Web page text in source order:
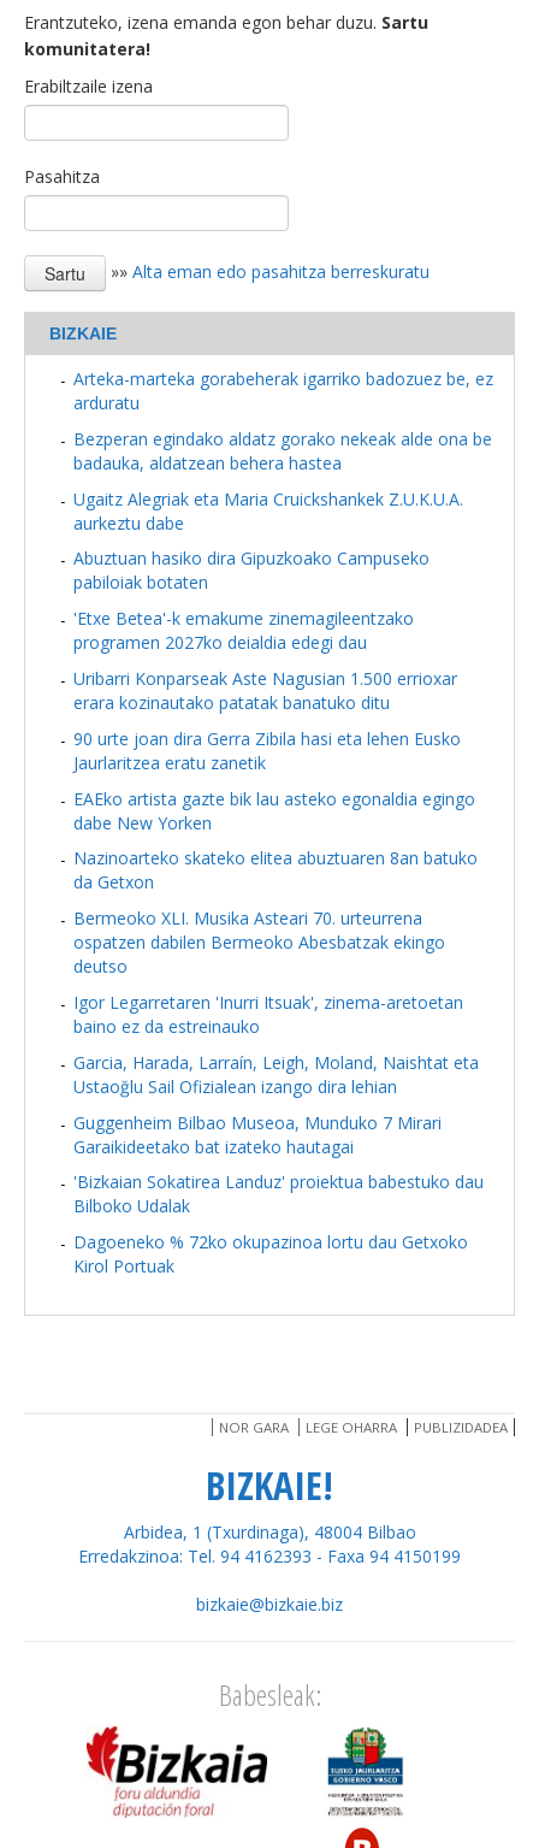
Erantzuteko, izena emanda egon behar duzu. Sartu
komunitatera!
Erabiltzaile izena
Pasahitza
»» Alta eman edo pasahitza berreskuratu
BIZKAIE
Arteka-marteka gorabeherak igarriko badozuez be, ez
arduratu
Bezperan egindako aldatz gorako nekeak alde ona be
badauka, aldatzean behera hastea
Ugaitz Alegriak eta Maria Cruickshankek Z.U.K.U.A.
aurkeztu dabe
Abuztuan hasiko dira Gipuzkoako Campuseko
pabiloiak botaten
'Etxe Betea'-k emakume zinemagileentzako
programen 2027ko deialdia edegi dau
Uribarri Konparseak Aste Nagusian 1.500 errioxar
erara kozinautako patatak banatuko ditu
90 urte joan dira Gerra Zibila hasi eta lehen Eusko
Jaurlaritzea eratu zanetik
EAEko artista gazte bik lau asteko egonaldia egingo
dabe New Yorken
Nazinoarteko skateko elitea abuztuaren 8an batuko
da Getxon
Bermeoko XLI. Musika Asteari 70. urteurrena
ospatzen dabilen Bermeoko Abesbatzak ekingo
deutso
Igor Legarretaren 'Inurri Itsuak', zinema-aretoetan
baino ez da estreinauko
Garcia, Harada, Larraín, Leigh, Moland, Naishtat eta
Ustaoğlu Sail Ofizialean izango dira lehian
Guggenheim Bilbao Museoa, Munduko 7 Mirari
Garaikideetako bat izateko hautagai
'Bizkaian Sokatirea Landuz' proiektua babestuko dau
Bilboko Udalak
Dagoeneko % 72ko okupazinoa lortu dau Getxoko
Kirol Portuak
NOR GARA LEGE OHARRA PUBLIZIDADEA
BIZKAIE!
Arbidea, 1 (Txurdinaga), 48004 Bilbao
Erredakzinoa: Tel. 94 4162393 - Faxa 94 4150199
bizkaie@bizkaie.biz
Babesleak: